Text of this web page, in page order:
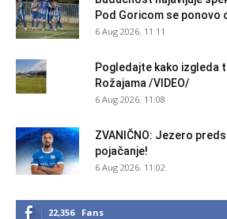
Pod Goricom se ponovo
6 Aug 2026. 11:11
Pogledajte kako izgleda
Rožajama /VIDEO/
6 Aug 2026. 11:08
ZVANIČNO: Jezero
pojačanje!
6 Aug 2026. 11:02
22,356 Fans